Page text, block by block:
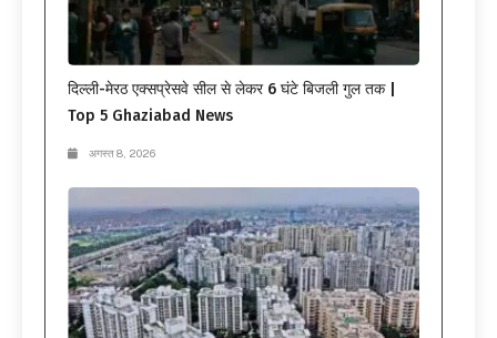
दिल्ली-मेरठ एक्सप्रेसवे सील से लेकर 6 घंटे बिजली गुल तक |
Top 5 Ghaziabad News
अगस्त 8, 2026